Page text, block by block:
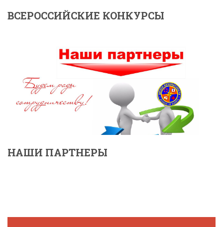
ВСЕРОССИЙСКИЕ КОНКУРСЫ
НАШИ ПАРТНЕРЫ